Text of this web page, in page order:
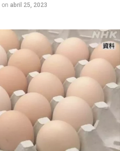
on abril 25, 2023